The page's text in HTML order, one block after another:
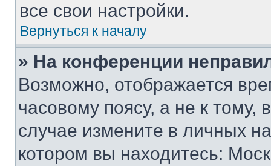
все свои настройки.
Вернуться к началу
» На конференции
Возможно, отображается
часовому поясу, а не к тому,
случае измените в личных
котором вы находитесь: